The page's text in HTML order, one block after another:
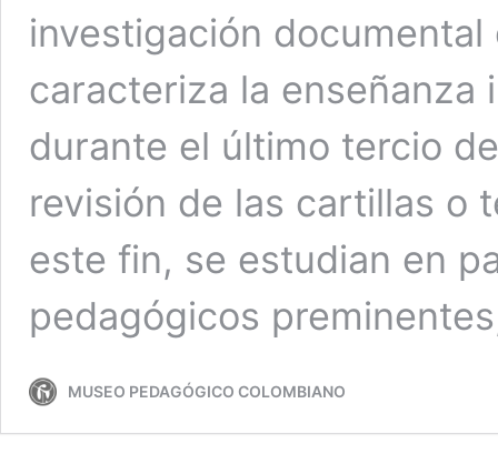
investigación
caracteriza la enseñanza
durante el último tercio
revisión de las cartillas o
este fin, se estudian en
pedagógicos
MUSEO PEDAGÓGICO COLOMBIANO